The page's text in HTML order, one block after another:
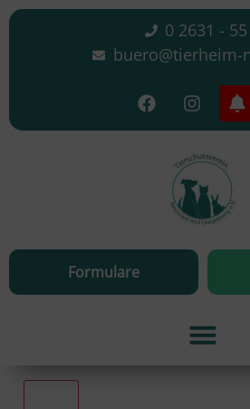
0 2631 -
buero@tierheim-
Formulare